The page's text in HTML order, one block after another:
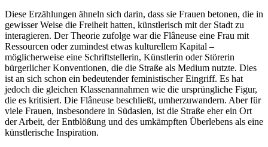
Diese Erzählungen ähneln sich darin, dass sie Frauen betonen, die in
gewisser Weise die Freiheit hatten, künstlerisch mit der Stadt zu
interagieren. Der Theorie zufolge war die Flâneuse eine Frau mit
Ressourcen oder zumindest etwas kulturellem Kapital –
möglicherweise eine Schriftstellerin, Künstlerin oder Störerin
bürgerlicher Konventionen, die die Straße als Medium nutzte. Dies
ist an sich schon ein bedeutender feministischer Eingriff. Es hat
jedoch die gleichen Klassenannahmen wie die ursprüngliche Figur,
die es kritisiert. Die Flâneuse beschließt, umherzuwandern. Aber für
viele Frauen, insbesondere in Südasien, ist die Straße eher ein Ort
der Arbeit, der Entblößung und des umkämpften Überlebens als eine
künstlerische Inspiration.